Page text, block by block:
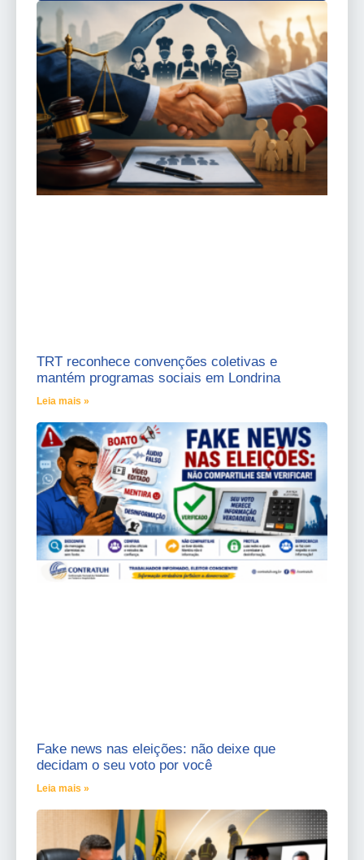
TRT reconhece convenções coletivas e
mantém programas sociais em Londrina
Leia mais »
Fake news nas eleições: não deixe que
decidam o seu voto por você
Leia mais »